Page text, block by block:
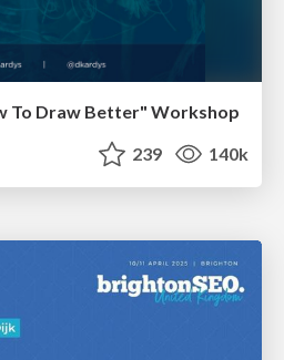
To Draw Better" Workshop
239 140k